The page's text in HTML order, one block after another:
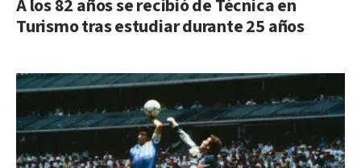
A los 82 años se recibió de Técnica en
Turismo tras estudiar durante 25 años